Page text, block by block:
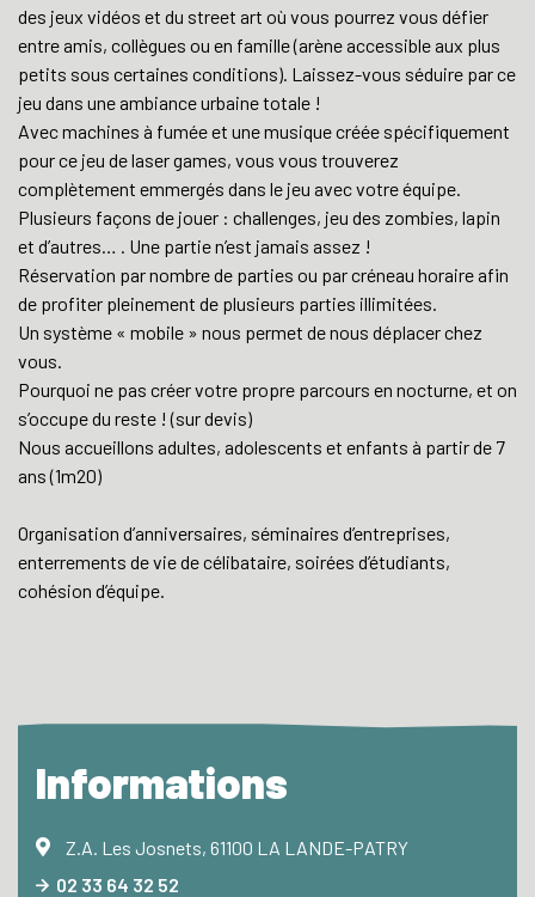
des jeux vidéos et du street art où vous pourrez vous défier
entre amis, collègues ou en famille (arène accessible aux plus
petits sous certaines conditions). Laissez-vous séduire par ce
jeu dans une ambiance urbaine totale !
Avec machines à fumée et une musique créée spécifiquement
pour ce jeu de laser games, vous vous trouverez
complètement emmergés dans le jeu avec votre équipe.
Plusieurs façons de jouer : challenges, jeu des zombies, lapin
et d’autres… . Une partie n’est jamais assez !
Réservation par nombre de parties ou par créneau horaire afin
de profiter pleinement de plusieurs parties illimitées.
Un système « mobile » nous permet de nous déplacer chez
vous.
Pourquoi ne pas créer votre propre parcours en nocturne, et on
s’occupe du reste ! (sur devis)
Nous accueillons adultes, adolescents et enfants à partir de 7
ans (1m20)
Organisation d’anniversaires, séminaires d’entreprises,
enterrements de vie de célibataire, soirées d’étudiants,
cohésion d’équipe.
Informations
Z.A. Les Josnets, 61100 LA LANDE-PATRY
02 33 64 32 52